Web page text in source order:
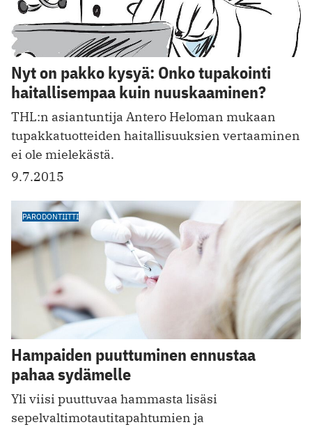
Nyt on pakko kysyä: Onko tupakointi
haitallisempaa kuin nuuskaaminen?
THL:n asiantuntija Antero Heloman mukaan
tupakkatuotteiden haitallisuuksien vertaaminen
ei ole mielekästä.
9.7.2015
PARODONTIITTI
Hampaiden puuttuminen ennustaa
pahaa sydämelle
Yli viisi puuttuvaa hammasta lisäsi
sepelvaltimotautitapahtumien ja